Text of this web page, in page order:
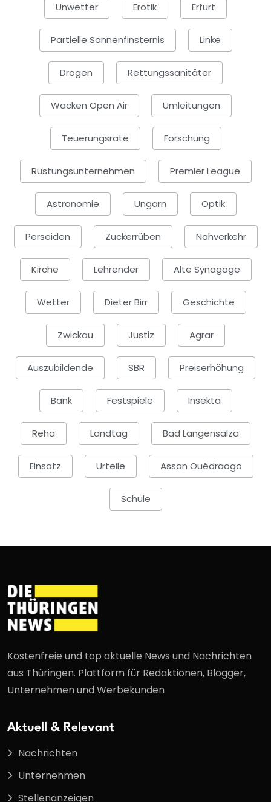
Unwetter Erotik Erfurt
Partielle Sonnenfinsternis Linke
Drogen Rettungssanitäter
Wacken Open Air Umleitungen
Teuerungsrate Forschung
Rüstungsunternehmen Premier League
Astronomie Ungarn Optik
Perseiden Zuckerrüben Nahverkehr
Kirche Lehrender Alte Synagoge
Wetter Dieter Birr Geschichte
Zwickau Justiz Agrar
Auszubildende SBR Preiserhöhung
Bank Festspiele Insekta
Reha Landtag Bad Langensalza
Einsatz Urteile Assan Ouédraogo
Schule
Kostenfreie und top aktuelle News und Nachrichten
aus Thüringen. Plattform für Redaktionen, Blogger,
Unternehmen und Werbekunden
Aktuell & Relevant
Nachrichten
Unternehmen
Stellenanzeigen